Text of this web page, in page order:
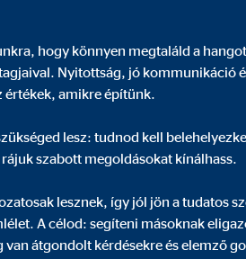
hogy könnyen megtaláld a
Nyitottság, jó kommunikáció
értékek, amikre építünk.
lesz: tudnod kell
szabott megoldásokat kínálhass.
lesznek, így jól jön a tudatos
A célod: segíteni másoknak
van átgondolt kérdésekre és elemző